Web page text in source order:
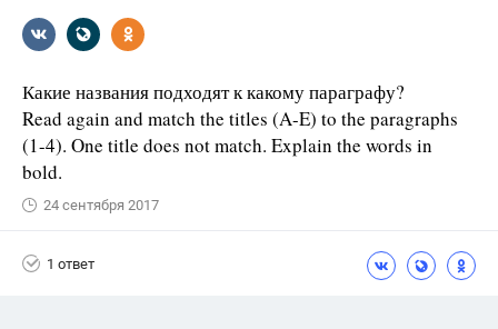
Какие названия подходят к какому параграфу?
Read again and match the titles (A-E) to the paragraphs
(1-4). One title does not match. Explain the words in
bold.
24 сентября 2017
1 ответ